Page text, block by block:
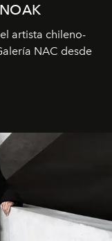
artista chileno-
NAC desde